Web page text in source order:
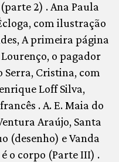
2) . Ana Paula
com ilustração
A primeira página
o pagador
Serra, Cristina, com
Loff Silva,
. A. E. Maia do
Araújo, Santa
(desenho) e Vanda
o corpo (Parte III) .